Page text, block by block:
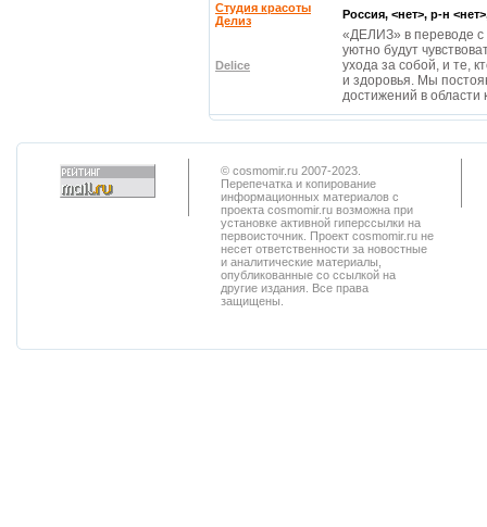
Студия красоты
Делиз
Россия, <нет>, р-н
Delice
«ДЕЛИЗ» в переводе с
уютно будут
ухода за собой, и те,
и здоровья. Мы
достижений в области
© cosmomir.ru 2007-2023.
Перепечатка и копирование
информационных материалов с
проекта cosmomir.ru возможна при
установке активной гиперссылки на
первоисточник. Проект cosmomir.ru не
несет ответственности за новостные
и аналитические материалы,
опубликованные со ссылкой на
другие издания. Все права
защищены.